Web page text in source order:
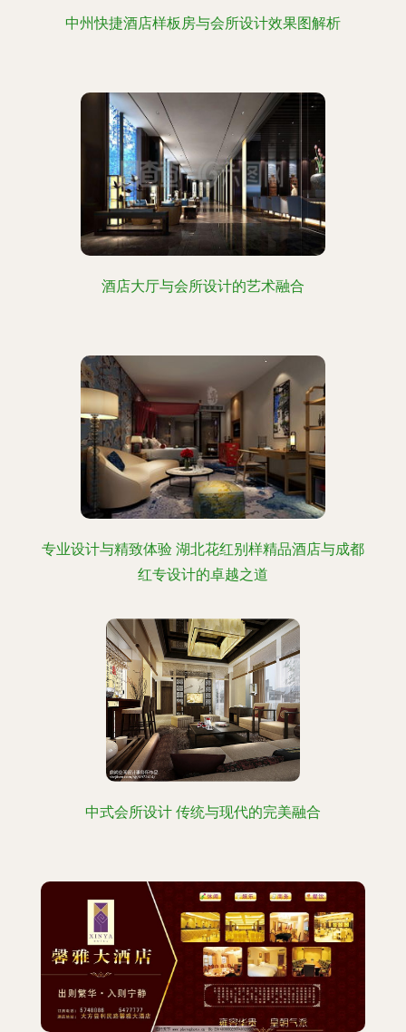
中州快捷酒店样板房与会所设计效果图解析
酒店大厅与会所设计的艺术融合
专业设计与精致体验 湖北花红别样精品酒店与成都
红专设计的卓越之道
中式会所设计 传统与现代的完美融合